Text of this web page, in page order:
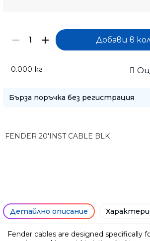
0.000 кг
Бърза поръчка без регистрация
FENDER 20'INST CABLE BLK
Детайлно описание
Fender cables are designed specifically